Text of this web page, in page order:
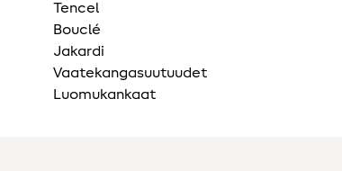
Tencel
Bouclé
Jakardi
Vaatekangasuutuudet
Luomukankaat